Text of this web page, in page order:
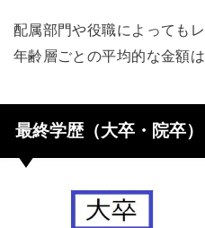
配属部門や役職によっても
年齢層ごとの平均的な金額
最終学歴（大卒・院卒